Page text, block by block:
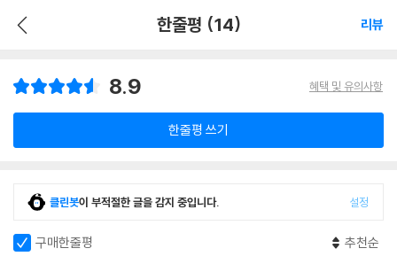
한줄평 (14) 리뷰
8.9 혜택 및 유의사항
한줄평 쓰기
클린봇이 부적절한 글을 감지 중입니다. 설정
구매한줄평 추천순